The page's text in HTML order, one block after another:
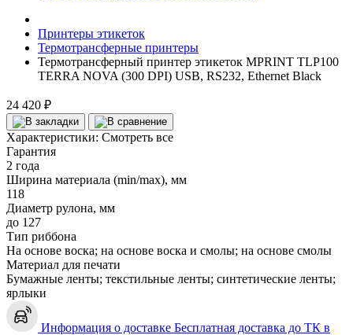
Принтеры этикеток
Термотрансферные принтеры
Термотрансферный принтер этикеток MPRINT TLP100
TERRA NOVA (300 DPI) USB, RS232, Ethernet Black
24 420 ₽
Характеристики: Смотреть все
Гарантия
2 года
Ширина материала (min/max), мм
118
Диаметр рулона, мм
до 127
Тип риббона
На основе воска; на основе воска и смолы; на основе смолы
Материал для печати
Бумажные ленты; текстильные ленты; синтетические ленты;
ярлыки
Информация о доставке Бесплатная доставка до ТК в